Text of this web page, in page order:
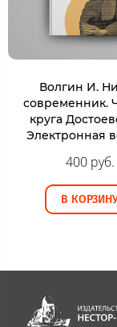
Волгин И.
современник.
круга
Электронная
400 руб.
В